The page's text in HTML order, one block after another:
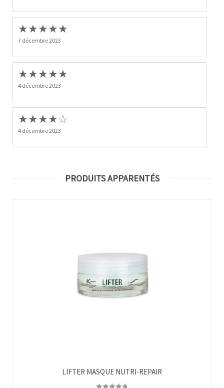
★★★★★
7 décembre 2023
★★★★★
4 décembre 2023
★★★★☆
4 décembre 2023
PRODUITS APPARENTÉS
LIFTER MASQUE NUTRI-REPAIR